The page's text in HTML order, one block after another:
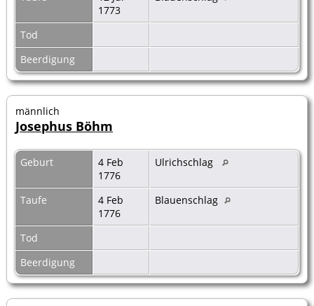
1773
Tod
Beerdigung
männlich
Josephus Böhm
Geburt
4 Feb
1776
Ulrichschlag
Taufe
4 Feb
1776
Blauenschlag
Tod
Beerdigung